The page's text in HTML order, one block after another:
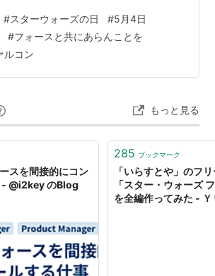
バンダイスピリッツ) スターウォーズ
ミレニアムファルコン 色分け済みプ
ージ版)価格: 3614 円楽天で詳細を見
ーニ公式ストア】スターウォーズ ミレ
#スターウォーズの日 #5月4日
#フォースと共にあらんことを
ルコン
もっと見る
スを間接的にコン
- @i2key のBlog
285 ブックマーク
「いらすとや」のフ
「スター・ウォーズ
を全編作ってみた -